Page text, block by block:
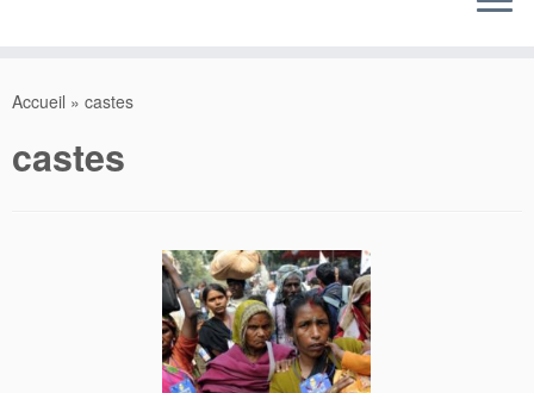
Accueil » castes
castes